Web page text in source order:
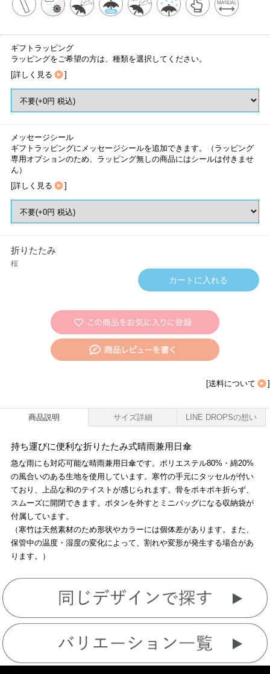
ギフトラッピング
ラッピングをご希望の方は、種類を選択してください。
[詳しく見る ]
メッセージシール
ギフトラッピングにメッセージシールを追加できます。（ラッピング
専用オプションのため、ラッピング無しの商品にはシールは付きませ
ん）
[詳しく見る ]
折りたたみ
桜
[送料について ]
商品説明 サイズ詳細 LINE DROPSの想い
持ち運びに便利な折りたたみ式晴雨兼用日傘
急な雨にも対応可能な晴雨兼用日傘です。ポリエステル80%・綿20%
の風合いのある生地を使用しています。寒竹の手元にタッセルが付い
ており、上品な和のテイストが感じられます。骨をポキポキ折らず、
スムーズに開閉できます。ボタンを外すとミニバッグになる収納袋が
付属しています。
（寒竹は天然素材のため形状やカラーには個体差があります。また、
保管中の温度・湿度の変化によって、割れや変形が発生する場合があ
ります。）